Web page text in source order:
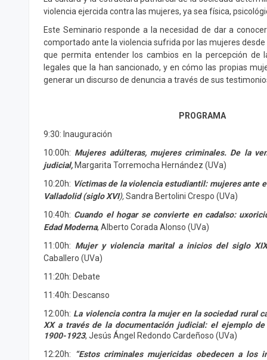
violencia ejercida contra las mujeres, ya sea física,
Este Seminario responde a la necesidad de dar a
comportado ante la violencia sufrida por las mujeres
que permita entender los cambios en la percepción de
legales que la han sancionado, y en cómo las propias
generar un discurso de denuncia a través de sus
PROGRAMA
9:30: Inauguración
10:00h: Mujeres adúlteras, mujeres criminales. De la
judicial, Margarita Torremocha Hernández (UVa)
10:20h: Víctimas de la violencia estudiantil: mujeres ante
Valladolid (siglo XVI),Sandra Bertolini Crespo (UVa)
10:40h: Cuando el hogar se convierte en cadalso:
Edad Moderna, Alberto Corada Alonso (UVa)
11:00h: Mujer y violencia marital a inicios del siglo
Caballero (UVa)
11:20h: Debate
11:40h: Descanso
12:00h: La violencia contra la mujer en la sociedad rural
XX a través de la documentación judicial: el ejemplo
1900-1923, Jesús Ángel Redondo Cardeñoso (UVa)
12:20h:
“Estos criminales mujericidas obedecen a los